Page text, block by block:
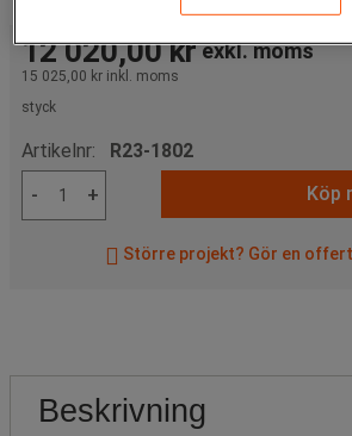
12 020,00 krexkl. moms
15 025,00 kr inkl. moms
styck
Artikelnr: R23-1802
-
+ Köp
Större projekt? Gör en
Beskrivning